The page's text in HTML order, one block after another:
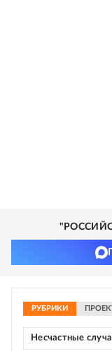
РУБРИКИ
Несчастные